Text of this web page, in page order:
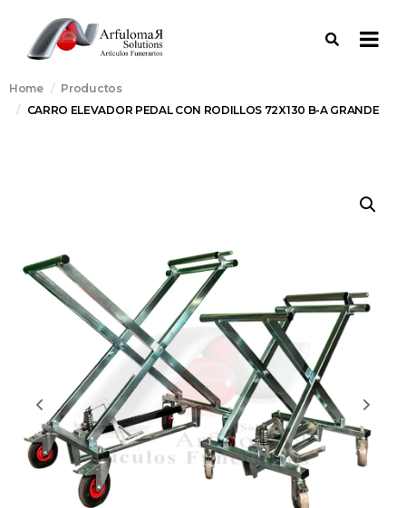
Home
Productos
CARRO ELEVADOR PEDAL CON RODILLOS 72X130 B-A GRANDE